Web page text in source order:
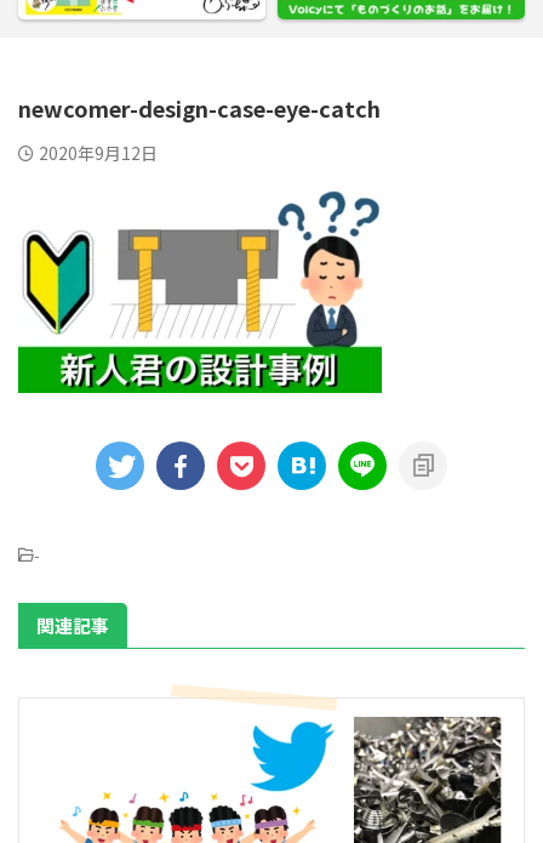
newcomer-design-case-eye-catch
2020年9月12日
-
関連記事